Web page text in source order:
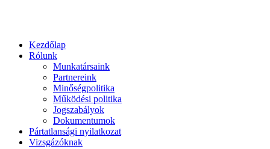
Kezdőlap
Rólunk
Munkatársaink
Partnereink
Minőségpolitika
Működési politika
Jogszabályok
Dokumentumok
Pártatlansági nyilatkozat
Vizsgázóknak